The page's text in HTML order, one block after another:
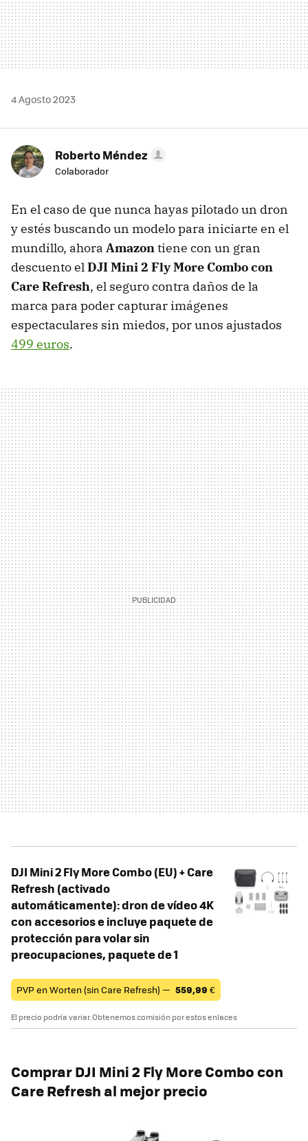
4 Agosto 2023
Roberto Méndez
Colaborador
En el caso de que nunca hayas pilotado un dron
y estés buscando un modelo para iniciarte en el
mundillo, ahora Amazontiene con un gran
descuento elDJI Mini 2 Fly More Combo con
Care Refresh, el seguro contra daños de la
marca para poder capturar imágenes
espectaculares sin miedos, por unos ajustados
499 euros.
DJI Mini 2 Fly More Combo (EU) + Care
Refresh (activado
automáticamente): dron de vídeo 4K
con accesorios e incluye paquete de
protección para volar sin
preocupaciones, paquete de 1
PVP en Worten (sin Care Refresh) — 559,99 €
El precio podría variar. Obtenemos comisión por estos enlaces
Comprar DJI Mini 2 Fly More Combo con
Care Refresh al mejor precio